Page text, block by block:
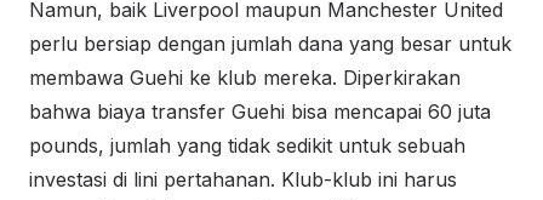
Namun, baik Liverpool maupun Manchester United
perlu bersiap dengan jumlah dana yang besar untuk
membawa Guehi ke klub mereka. Diperkirakan
bahwa biaya transfer Guehi bisa mencapai 60 juta
pounds, jumlah yang tidak sedikit untuk sebuah
investasi di lini pertahanan. Klub-klub ini harus